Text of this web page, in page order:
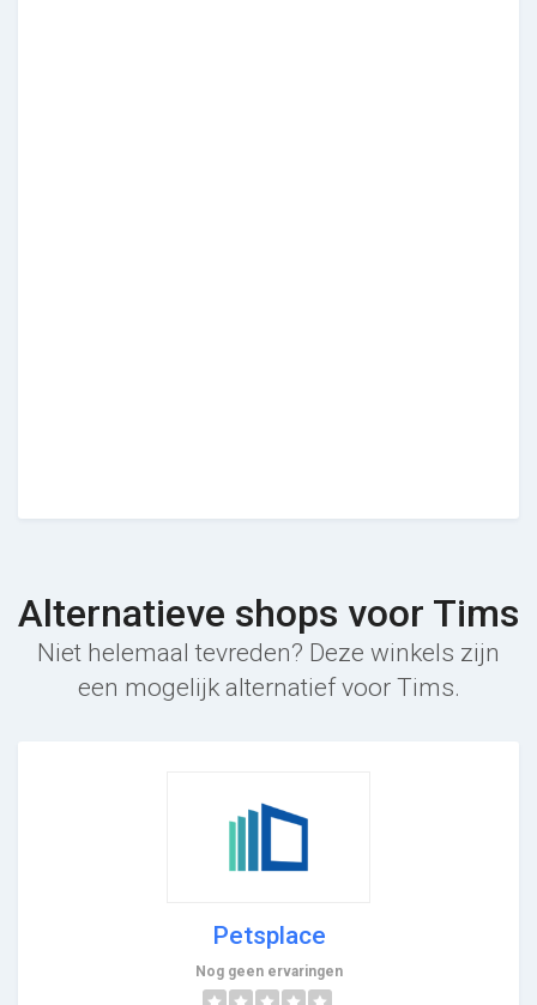
Alternatieve shops voor Tims
Niet helemaal tevreden? Deze winkels zijn
een mogelijk alternatief voor Tims.
Petsplace
Nog geen ervaringen